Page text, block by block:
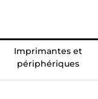
Imprimantes et
périphériques